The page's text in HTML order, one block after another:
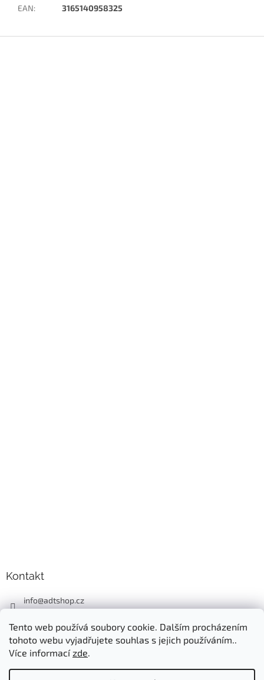
Tento web používá soubory cookie. Dalším procházením
tohoto webu vyjadřujete souhlas s jejich používáním..
Více informacízde.
EAN: 3165140958325
Kontakt
info@adtshop.cz
+420724549949